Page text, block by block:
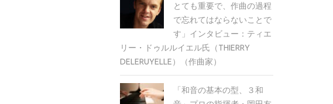
とても重要で、作曲の過程
で忘れてはならないことで
す」インタビュー：ティエ
リー・ドゥルルイエル氏（THIERRY
DELERUYELLE）（作曲家）
「和音の基本の型、３和